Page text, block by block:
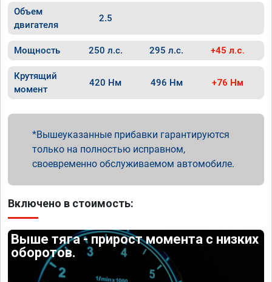
Объем
двигателя
2.5
Мощность 250 л.с. 295 л.с. +45 л.с.
Крутящий
момент
420 Нм 496 Нм +76 Нм
Вышеуказанные прибавки гарантируются
только на полностью исправном,
своевременно обслуживаемом автомобиле.
Включено в стоимость:
Выше тяга - прирост момента с низких
оборотов.